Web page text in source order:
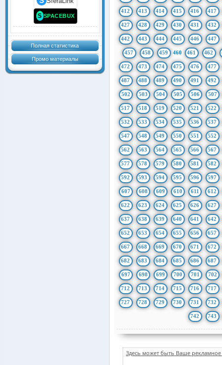
S SPACEBUX
Полная статистика
Промо материалы
412 413 414 415 416 417
427 428 429 430 431 432
442 443 444 445 446 447
457 458 459 460 461 462
472 473 474 475 476 477
487 488 489 490 491 492
502 503 504 505 506 507
517 518 519 520 521 522
532 533 534 535 536 537
547 548 549 550 551 552
562 563 564 565 566 567
577 578 579 580 581 582
592 593 594 595 596 597
607 608 609 610 611 612
622 623 624 625 626 627
637 638 639 640 641 642
652 653 654 655 656 657
667 668 669 670 671 672
682 683 684 685 686 687
697 698 699 700 701 702
712 713 714 715 716 717
727 728 729 730 731 732
742 743
Здесь может быть Ваше